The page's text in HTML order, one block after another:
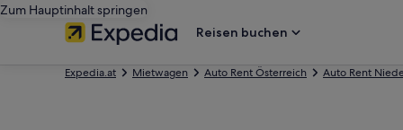
Zum Hauptinhalt springen
Reisen buchen
Expedia.at Mietwagen Auto Rent Österreich Auto Rent